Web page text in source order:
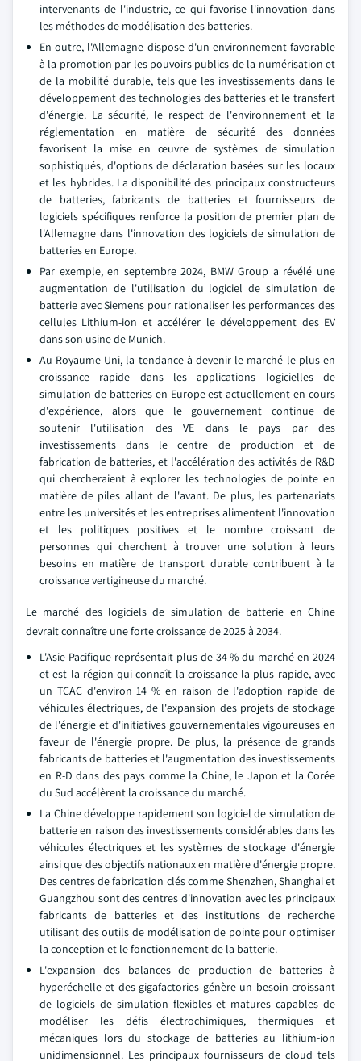
intervenants de l'industrie, ce qui favorise l'innovation dans
les méthodes de modélisation des batteries.
En outre, l'Allemagne dispose d'un environnement favorable
à la promotion par les pouvoirs publics de la numérisation et
de la mobilité durable, tels que les investissements dans le
développement des technologies des batteries et le transfert
d'énergie. La sécurité, le respect de l'environnement et la
réglementation en matière de sécurité des données
favorisent la mise en œuvre de systèmes de simulation
sophistiqués, d'options de déclaration basées sur les locaux
et les hybrides. La disponibilité des principaux constructeurs
de batteries, fabricants de batteries et fournisseurs de
logiciels spécifiques renforce la position de premier plan de
l'Allemagne dans l'innovation des logiciels de simulation de
batteries en Europe.
Par exemple, en septembre 2024, BMW Group a révélé une
augmentation de l'utilisation du logiciel de simulation de
batterie avec Siemens pour rationaliser les performances des
cellules Lithium-ion et accélérer le développement des EV
dans son usine de Munich.
Au Royaume-Uni, la tendance à devenir le marché le plus en
croissance rapide dans les applications logicielles de
simulation de batteries en Europe est actuellement en cours
d'expérience, alors que le gouvernement continue de
soutenir l'utilisation des VE dans le pays par des
investissements dans le centre de production et de
fabrication de batteries, et l'accélération des activités de R&D
qui chercheraient à explorer les technologies de pointe en
matière de piles allant de l'avant. De plus, les partenariats
entre les universités et les entreprises alimentent l'innovation
et les politiques positives et le nombre croissant de
personnes qui cherchent à trouver une solution à leurs
besoins en matière de transport durable contribuent à la
croissance vertigineuse du marché.
Le marché des logiciels de simulation de batterie en Chine
devrait connaître une forte croissance de 2025 à 2034.
L'Asie-Pacifique représentait plus de 34 % du marché en 2024
et est la région qui connaît la croissance la plus rapide, avec
un TCAC d'environ 14 % en raison de l'adoption rapide de
véhicules électriques, de l'expansion des projets de stockage
de l'énergie et d'initiatives gouvernementales vigoureuses en
faveur de l'énergie propre. De plus, la présence de grands
fabricants de batteries et l'augmentation des investissements
en R-D dans des pays comme la Chine, le Japon et la Corée
du Sud accélèrent la croissance du marché.
La Chine développe rapidement son logiciel de simulation de
batterie en raison des investissements considérables dans les
véhicules électriques et les systèmes de stockage d'énergie
ainsi que des objectifs nationaux en matière d'énergie propre.
Des centres de fabrication clés comme Shenzhen, Shanghai et
Guangzhou sont des centres d'innovation avec les principaux
fabricants de batteries et des institutions de recherche
utilisant des outils de modélisation de pointe pour optimiser
la conception et le fonctionnement de la batterie.
L'expansion des balances de production de batteries à
hyperéchelle et des gigafactories génère un besoin croissant
de logiciels de simulation flexibles et matures capables de
modéliser les défis électrochimiques, thermiques et
mécaniques lors du stockage de batteries au lithium-ion
unidimensionnel. Les principaux fournisseurs de cloud tels